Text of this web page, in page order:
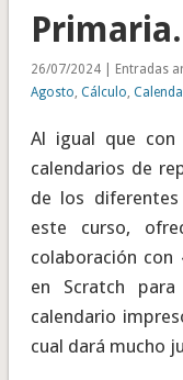
Primaria.
26/07/2024 | Entradas
Agosto, Cálculo,
Al igual que con
calendarios de
de los
este curso,
colaboración con
en Scratch
calendario
cual dará mucho